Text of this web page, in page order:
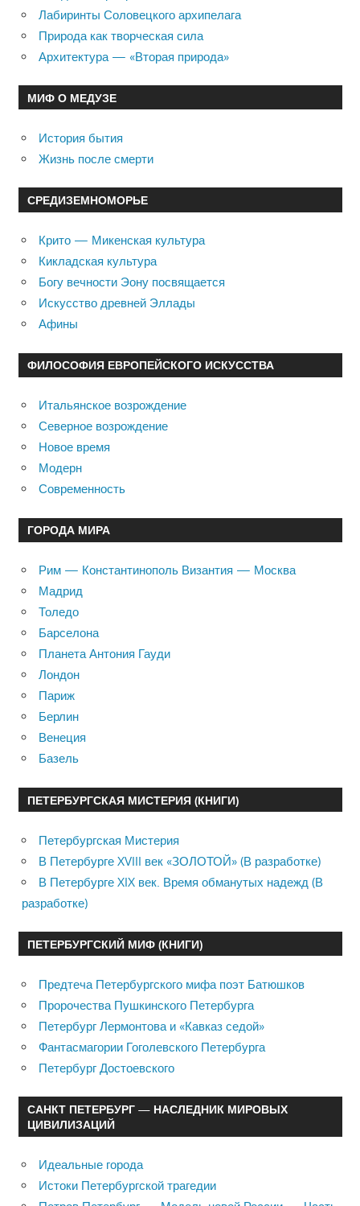
Лабиринты Соловецкого архипелага
Природа как творческая сила
Архитектура — «Вторая природа»
МИФ О МЕДУЗЕ
История бытия
Жизнь после смерти
СРЕДИЗЕМНОМОРЬЕ
Крито — Микенская культура
Кикладская культура
Богу вечности Эону посвящается
Искусство древней Эллады
Афины
ФИЛОСОФИЯ ЕВРОПЕЙСКОГО ИСКУССТВА
Итальянское возрождение
Северное возрождение
Новое время
Модерн
Современность
ГОРОДА МИРА
Рим — Константинополь Византия — Москва
Мадрид
Толедо
Барселона
Планета Антония Гауди
Лондон
Париж
Берлин
Венеция
Базель
ПЕТЕРБУРГСКАЯ МИСТЕРИЯ (КНИГИ)
Петербургская Мистерия
В Петербурге XVIII век «ЗОЛОТОЙ» (В разработке)
В Петербурге XIX век. Время обманутых надежд (В
разработке)
ПЕТЕРБУРГСКИЙ МИФ (КНИГИ)
Предтеча Петербургского мифа поэт Батюшков
Пророчества Пушкинского Петербурга
Петербург Лермонтова и «Кавказ седой»
Фантасмагории Гоголевского Петербурга
Петербург Достоевского
САНКТ ПЕТЕРБУРГ — НАСЛЕДНИК МИРОВЫХ
ЦИВИЛИЗАЦИЙ
Идеальные города
Истоки Петербургской трагедии